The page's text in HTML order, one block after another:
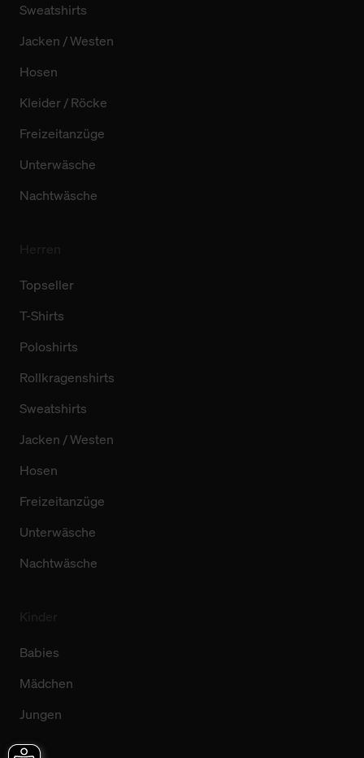
Sweatshirts
Jacken / Westen
Hosen
Kleider / Röcke
Freizeitanzüge
Unterwäsche
Nachtwäsche
Topseller
T-Shirts
Poloshirts
Rollkragenshirts
Sweatshirts
Jacken / Westen
Hosen
Freizeitanzüge
Unterwäsche
Nachtwäsche
Babies
Mädchen
Jungen